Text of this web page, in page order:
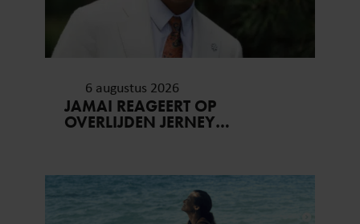
6 augustus 2026
JAMAI REAGEERT OP
OVERLIJDEN JERNEY
VERGETEN’